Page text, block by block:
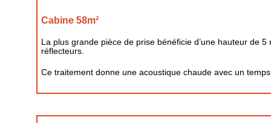
Cabine 58m²
La plus grande pièce de prise bénéficie d’une hauteur de
réflecteurs.
Ce traitement donne une acoustique chaude avec un